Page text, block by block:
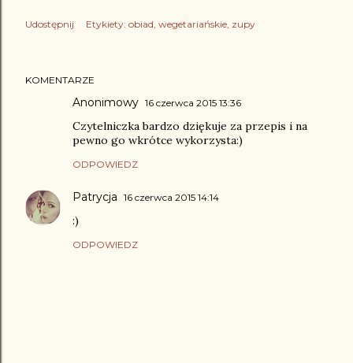
Udostępnij Etykiety: obiad wegetariańskie zupy
KOMENTARZE
Anonimowy 16 czerwca 2015 13:36
Czytelniczka bardzo dziękuje za przepis i na
pewno go wkrótce wykorzysta:)
ODPOWIEDZ
Patrycja 16 czerwca 2015 14:14
:)
ODPOWIEDZ